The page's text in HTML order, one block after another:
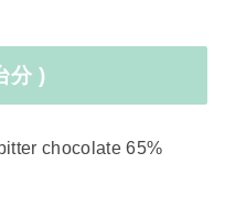
分 )
chocolate 65%